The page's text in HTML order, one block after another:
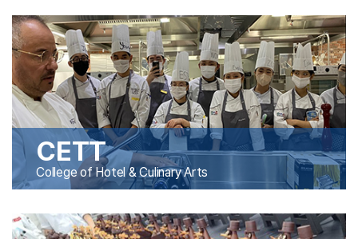
CETT
College of Hotel & Culinary Arts